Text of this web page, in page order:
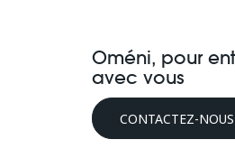
Oméni, pour
avec vous
CONTACTEZ-